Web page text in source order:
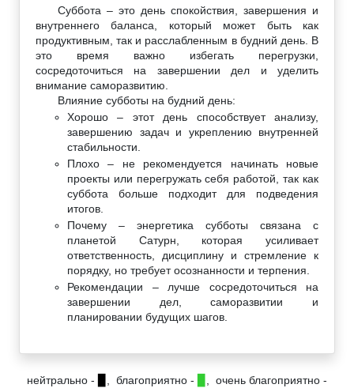
Суббота – это день спокойствия, завершения и
внутреннего баланса, который может быть как
продуктивным, так и расслабленным в будний день. В
это время важно избегать перегрузки,
сосредоточиться на завершении дел и уделить
внимание саморазвитию.
Влияние субботы на будний день:
Хорошо – этот день способствует анализу,
завершению задач и укреплению внутренней
стабильности.
Плохо – не рекомендуется начинать новые
проекты или перегружать себя работой, так как
суббота больше подходит для подведения
итогов.
Почему – энергетика субботы связана с
планетой Сатурн, которая усиливает
ответственность, дисциплину и стремление к
порядку, но требует осознанности и терпения.
Рекомендации – лучше сосредоточиться на
завершении дел, саморазвитии и
планировании будущих шагов.
нейтрально - , благоприятно -
, очень благоприятно -